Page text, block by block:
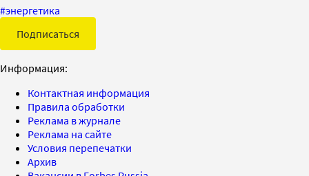
#энергетика
Подписаться
Информация:
Контактная информация
Правила обработки
Реклама в журнале
Реклама на сайте
Условия перепечатки
Архив